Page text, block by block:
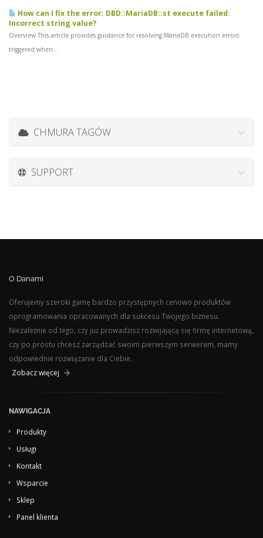
How can I fix the error: DBD::MariaDB::st execute failed:
Incorrect string value?
Overview This article provides guidance for resolving MariaDB execution errors
triggered when...
CHMURA TAGÓW
SUPPORT
O Danami
Oferujemy szeroki gamę bardzo przystępnych cenowo produktów
oprogramowania opracowanych dla sukcesu Twojego biznesu.
Niezależnie od tego, czy już prowadzisz rozwijającą się firmę internetową,
czy po prostu chcesz zarządzać swoim pierwszym serwerem, mamy
odpowiednie rozwiązanie dla Ciebie.
Zobacz więcej
NAWIGACJA
Produkty
Usługi
Kontakt
Wsparcie
Sklep
Panel klienta